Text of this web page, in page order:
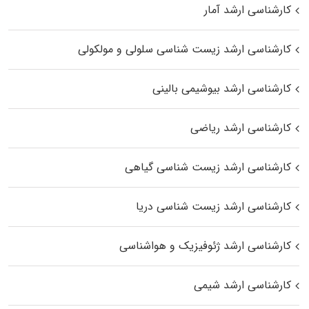
کارشناسی ارشد آمار
کارشناسی ارشد زیست شناسی سلولی و مولکولی
کارشناسی ارشد بیوشیمی بالینی
کارشناسی ارشد ریاضی
کارشناسی ارشد زیست‌ شناسی گیاهی
کارشناسی ارشد زیست‌ شناسی دریا
کارشناسی ارشد ژئوفیزیک و هواشناسی
کارشناسی ارشد شیمی